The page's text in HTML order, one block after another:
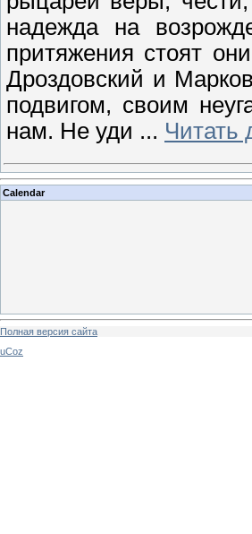
надежда на
притяжения стоят
Дроздовский и
подвигом, своим
нам. Не уди ... Читать
Calendar
Полная версия сайта
uCoz